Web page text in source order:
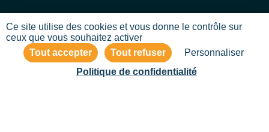
© Compétences Prévention 2026 • Mentions
CGV•Règlement intérieur
Ce site utilise des cookies et vous donne le contrôle sur
ceux que vous souhaitez activer
Tout accepter
Tout refuser
Personnaliser
Politique de confidentialité